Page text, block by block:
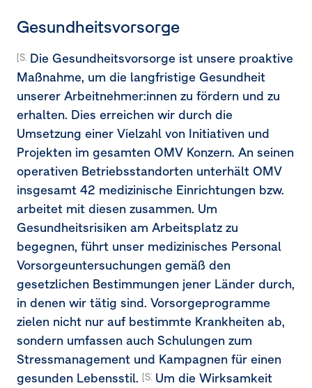
Gesundheitsvorsorge
[S1-4.37] [S1-4.38a, 38c] [MDR-A 68a]
Die Gesundheitsvorsorge ist unsere proaktive
Maßnahme, um die langfristige Gesundheit
unserer Arbeitnehmer:innen zu fördern und zu
erhalten. Dies erreichen wir durch die
Umsetzung einer Vielzahl von Initiativen und
Projekten im gesamten OMV Konzern. An seinen
operativen Betriebsstandorten unterhält OMV
insgesamt 42 medizinische Einrichtungen bzw.
arbeitet mit diesen zusammen. Um
Gesundheitsrisiken am Arbeitsplatz zu
begegnen, führt unser medizinisches Personal
Vorsorgeuntersuchungen gemäß den
gesetzlichen Bestimmungen jener Länder durch,
in denen wir tätig sind. Vorsorgeprogramme
zielen nicht nur auf bestimmte Krankheiten ab,
sondern umfassen auch Schulungen zum
Stressmanagement und Kampagnen für einen
gesunden Lebensstil. [S1-4.38d]
Um die Wirksamkeit